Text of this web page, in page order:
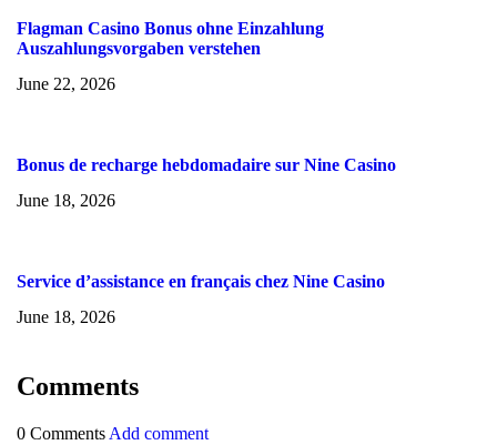
Flagman Casino Bonus ohne Einzahlung
Auszahlungsvorgaben verstehen
June 22, 2026
Bonus de recharge hebdomadaire sur Nine Casino
June 18, 2026
Service d’assistance en français chez Nine Casino
June 18, 2026
Comments
0 Comments Add comment